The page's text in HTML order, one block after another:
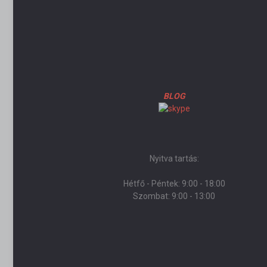
BLOG
Nyitva tartás:
Hétfő - Péntek: 9:00 - 18:00
Szombat: 9:00 - 13:00